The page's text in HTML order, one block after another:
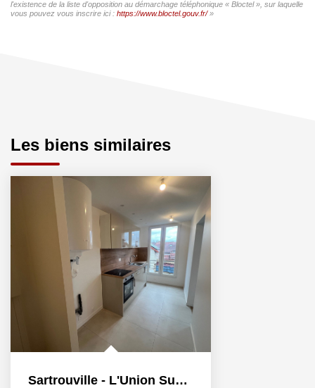
l'existence de la liste d'opposition au démarchage téléphonique « Bloctel », sur laquelle
vous pouvez vous inscrire ici : https://www.bloctel.gouv.fr/»
Les biens similaires
Sartrouville - L'Union Sud - 2 pièces - 36,25 m²